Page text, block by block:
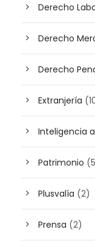
Derecho
Derecho
Derecho
Extranjería
Inteligencia
Patrimonio
Plusvalía (2)
Prensa (2)